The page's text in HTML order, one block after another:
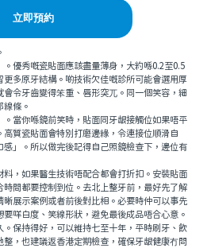
立即預約
優秀嘅瓷貼面應該盡量薄身，大約喺0.2至0.5
多原牙結構。啲技術欠佳嘅診所可能會選用厚
令牙齒變得笨重、唇形突兀。同一個笑容，細
線條。
當你喺鏡前笑時，貼面同牙龈接觸位如果唔平
質瓷貼面會特別打磨邊緣，令連接位順滑自
」。所以做完後記得自己照鏡檢查下，邊位有
，如果醫生技術唔配合都會打折扣。安裝貼面
間都要控制到位。去北上整牙前，最好先了解
展示案例或者前後對比相。必要時仲可以事先
咩白度、笑線形狀，避免最後成品唔合心意。
保持得好，可以維持七至十年，平時刷牙、飲
，也建議返香港定期檢查，確保牙龈健康冇問